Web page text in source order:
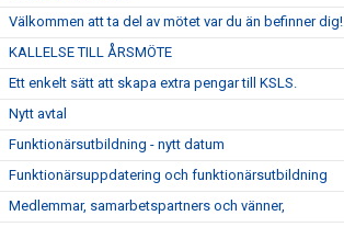
Välkommen att ta del av mötet var du än befinner dig!
KALLELSE TILL ÅRSMÖTE
Ett enkelt sätt att skapa extra pengar till KSLS.
Nytt avtal
Funktionärsutbildning - nytt datum
Funktionärsuppdatering och funktionärsutbildning
Medlemmar, samarbetspartners och vänner,